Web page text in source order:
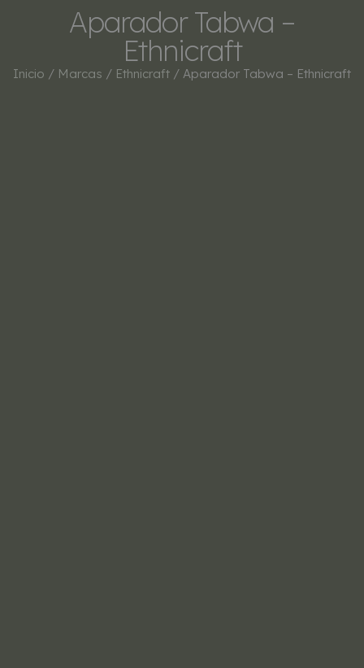
Aparador Tabwa –
Ethnicraft
Inicio / Marcas / Ethnicraft / Aparador Tabwa – Ethnicraft